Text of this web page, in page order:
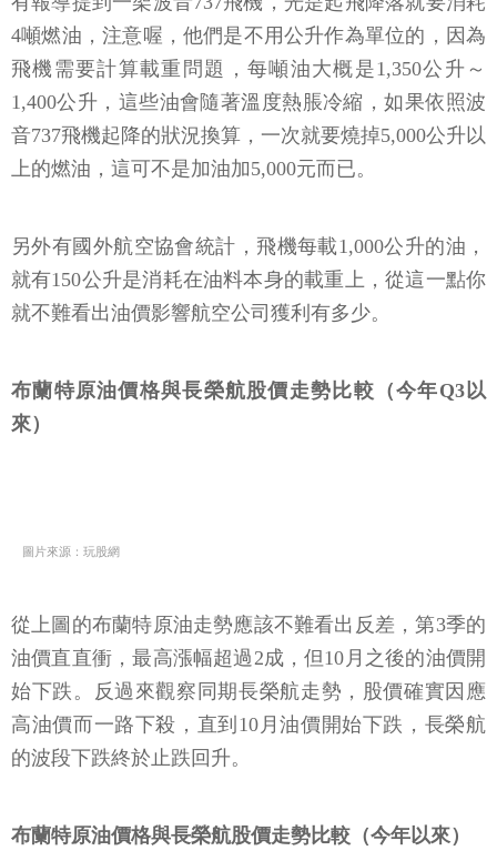
4噸燃油，注意喔，他們是不用公升作為單位的，因為
飛機需要計算載重問題，每噸油大概是1,350公升～
1,400公升，這些油會隨著溫度熱脹冷縮，如果依照波
音737飛機起降的狀況換算，一次就要燒掉5,000公升以
上的燃油，這可不是加油加5,000元而已。
另外有國外航空協會統計，飛機每載1,000公升的油，
就有150公升是消耗在油料本身的載重上，從這一點你
就不難看出油價影響航空公司獲利有多少。
布蘭特原油價格與長榮航股價走勢比較（今年Q3以
來）
圖片來源：玩股網
從上圖的布蘭特原油走勢應該不難看出反差，第3季的
油價直直衝，最高漲幅超過2成，但10月之後的油價開
始下跌。反過來觀察同期長榮航走勢，股價確實因應
高油價而一路下殺，直到10月油價開始下跌，長榮航
的波段下跌終於止跌回升。
布蘭特原油價格與長榮航股價走勢比較（今年以來）